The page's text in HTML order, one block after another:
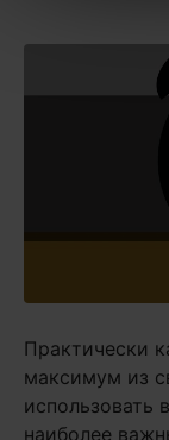
Практически
максимум из
использовать
наиболее